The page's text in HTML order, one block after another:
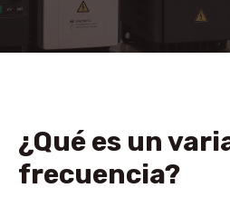
¿Qué es un
frecuencia?